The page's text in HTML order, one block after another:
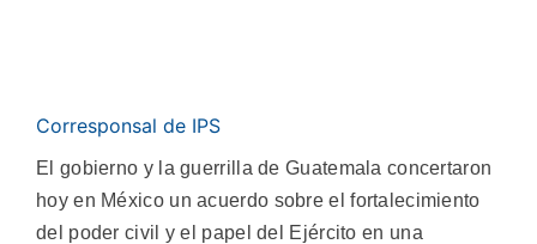
Corresponsal de IPS
El gobierno y la guerrilla de Guatemala concertaron
hoy en México un acuerdo sobre el fortalecimiento
del poder civil y el papel del Ejército en una